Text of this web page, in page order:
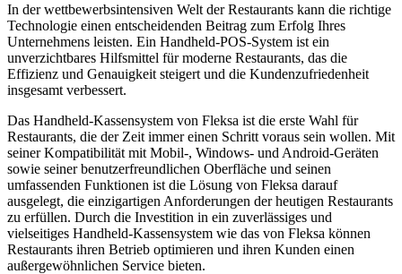
In der wettbewerbsintensiven Welt der Restaurants kann die richtige
Technologie einen entscheidenden Beitrag zum Erfolg Ihres
Unternehmens leisten. Ein Handheld-POS-System ist ein
unverzichtbares Hilfsmittel für moderne Restaurants, das die
Effizienz und Genauigkeit steigert und die Kundenzufriedenheit
insgesamt verbessert.
Das Handheld-Kassensystem von Fleksa ist die erste Wahl für
Restaurants, die der Zeit immer einen Schritt voraus sein wollen. Mit
seiner Kompatibilität mit Mobil-, Windows- und Android-Geräten
sowie seiner benutzerfreundlichen Oberfläche und seinen
umfassenden Funktionen ist die Lösung von Fleksa darauf
ausgelegt, die einzigartigen Anforderungen der heutigen Restaurants
zu erfüllen. Durch die Investition in ein zuverlässiges und
vielseitiges Handheld-Kassensystem wie das von Fleksa können
Restaurants ihren Betrieb optimieren und ihren Kunden einen
außergewöhnlichen Service bieten.